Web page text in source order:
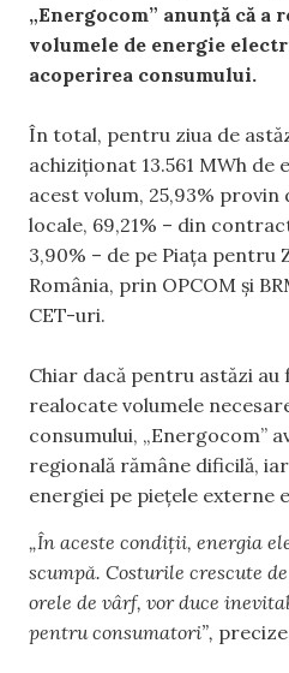
„Energocom” anunță că a
volumele de energie
acoperirea consumului.
În total, pentru ziua de
achiziționat 13.561 MWh de
acest volum, 25,93%
locale, 69,21% – din
3,90% – de pe Piața pentru
România, prin OPCOM și
CET-uri.
Chiar dacă pentru astăzi
realocate volumele
consumului, „Energocom”
regională rămâne dificilă,
energiei pe piețele externe
„În aceste condiții, energia
scumpă. Costurile crescute
orele de vârf, vor duce
pentru consumatori”,